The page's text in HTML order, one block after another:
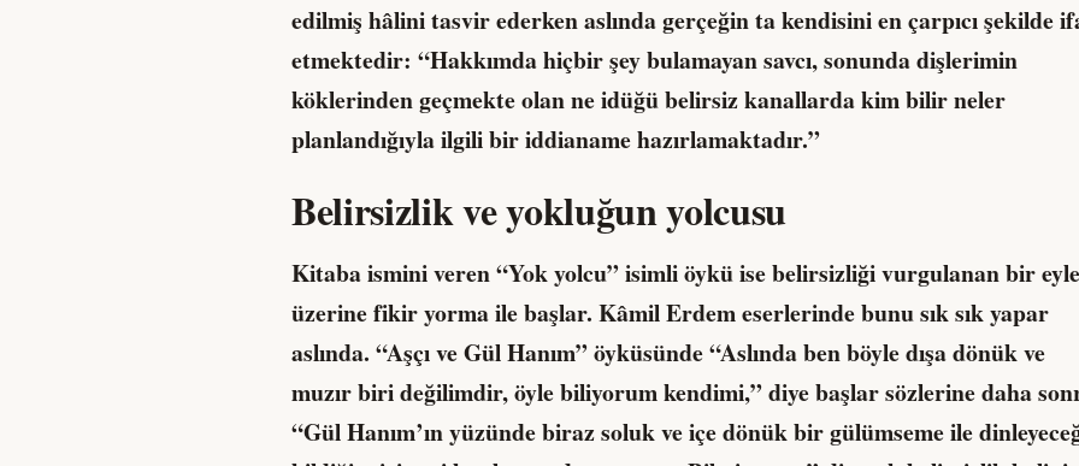
edilmiş hâlini tasvir ederken aslında gerçeğin ta kendisini en çarpıcı şekilde
etmektedir: “Hakkımda hiçbir şey bulamayan savcı, sonunda dişlerimin
köklerinden geçmekte olan ne idüğü belirsiz kanallarda kim bilir neler
planlandığıyla ilgili bir iddianame hazırlamaktadır.”
Belirsizlik ve yokluğun yolcusu
Kitaba ismini veren “Yok yolcu” isimli öykü ise belirsizliği vurgulanan bir
üzerine fikir yorma ile başlar. Kâmil Erdem eserlerinde bunu sık sık yapar
aslında. “Aşçı ve Gül Hanım” öyküsünde “Aslında ben böyle dışa dönük ve
muzır biri değilimdir, öyle biliyorum kendimi,” diye başlar sözlerine daha
“Gül Hanım’ın yüzünde biraz soluk ve içe dönük bir gülümseme ile